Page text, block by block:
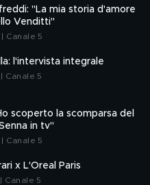
"La mia storia d'amore
Venditti"
Canale 5
l'intervista integrale
Canale 5
scoperto la scomparsa del
in tv"
Canale 5
x L'Oreal Paris
Canale 5